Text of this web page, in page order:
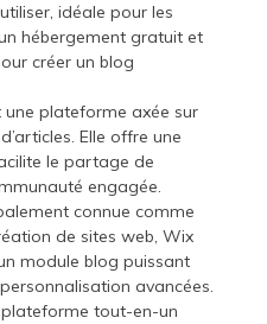
idéale pour les
hébergement gratuit et
créer un blog
une plateforme axée sur
Elle offre une
le partage de
engagée.
connue comme
de sites web, Wix
module blog puissant
avancées.
tout-en-un